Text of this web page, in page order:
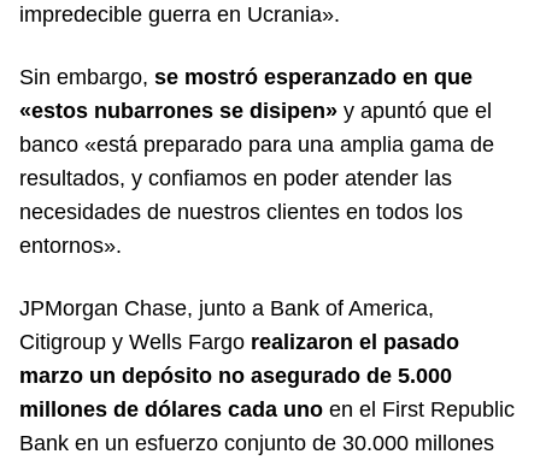
impredecible guerra en Ucrania».
Sin embargo, se mostró esperanzado en que
«estos nubarrones se disipen» y apuntó que el
banco «está preparado para una amplia gama de
resultados, y confiamos en poder atender las
necesidades de nuestros clientes en todos los
entornos».
JPMorgan Chase, junto a Bank of America,
Citigroup y Wells Fargo realizaron el pasado
marzo un depósito no asegurado de 5.000
millones de dólares cada uno en el First Republic
Bank en un esfuerzo conjunto de 30.000 millones